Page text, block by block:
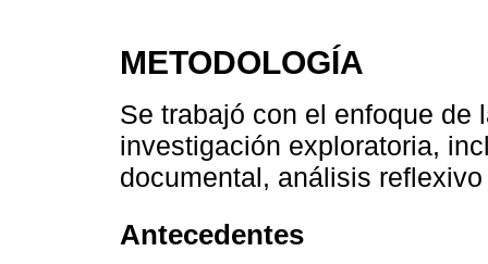
METODOLOGÍA
Se trabajó con el enfoque
investigación exploratoria,
documental, análisis
Antecedentes